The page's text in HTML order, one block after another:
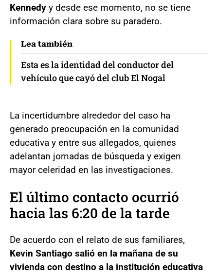
Kennedy y desde ese momento, no se tiene
información clara sobre su paradero.
Lea también
Esta es la identidad del conductor del
vehículo que cayó del club El Nogal
La incertidumbre alrededor del caso ha
generado preocupación en la comunidad
educativa y entre sus allegados, quienes
adelantan jornadas de búsqueda y exigen
mayor celeridad en las investigaciones.
El último contacto ocurrió
hacia las 6:20 de la tarde
De acuerdo con el relato de sus familiares,
Kevin Santiago salió en la mañana de su
vivienda con destino a la institución educativa